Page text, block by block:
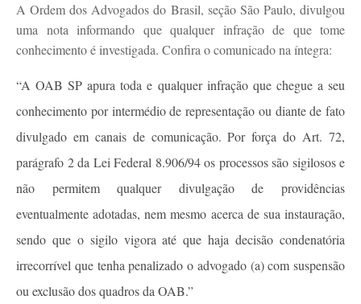
A Ordem dos Advogados do Brasil, seção São Paulo, divulgou
uma nota informando que qualquer infração de que tome
conhecimento é investigada. Confira o comunicado na íntegra:
“A OAB SP apura toda e qualquer infração que chegue a seu
conhecimento por intermédio de representação ou diante de fato
divulgado em canais de comunicação. Por força do Art. 72,
parágrafo 2 da Lei Federal 8.906/94 os processos são sigilosos e
não permitem qualquer divulgação de providências
eventualmente adotadas, nem mesmo acerca de sua instauração,
sendo que o sigilo vigora até que haja decisão condenatória
irrecorrível que tenha penalizado o advogado (a) com suspensão
ou exclusão dos quadros da OAB.”